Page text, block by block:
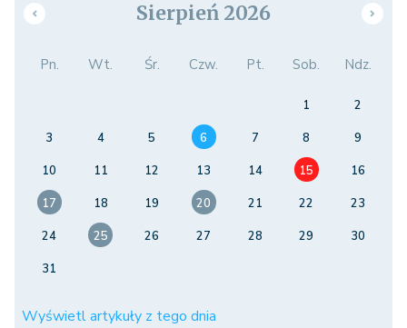
Sierpień 2026
Pn. Wt. Śr. Czw. Pt. Sob. Ndz.
1
2
3
4 5 6 7 8
9
10
11 12 13 14 15
16
17
18 19 20 21 22
23
24
25 26 27 28 29
30
31
Wyświetl artykuły z tego dnia